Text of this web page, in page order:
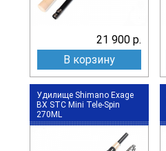
21 900 р.
В корзину
Удилище Shimano Exage
BX STC Mini Tele-Spin
270ML